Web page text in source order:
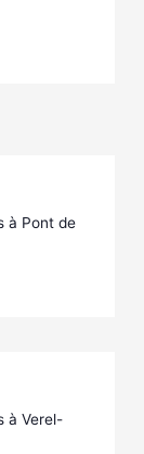
à Pont de
à Verel-